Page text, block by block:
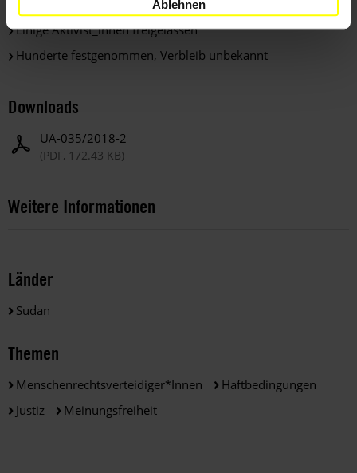
Ablehnen
Wieder mehr als 50 Aktivist_innen freigelassen!
Einige Aktivist_innen freigelassen
Hunderte festgenommen, Verbleib unbekannt
Downloads
UA-035/2018-2
(PDF, 172.43 KB)
Weitere Informationen
Länder
Sudan
Themen
Menschenrechtsverteidiger*innen
Haftbedingungen
Justiz
Meinungsfreiheit